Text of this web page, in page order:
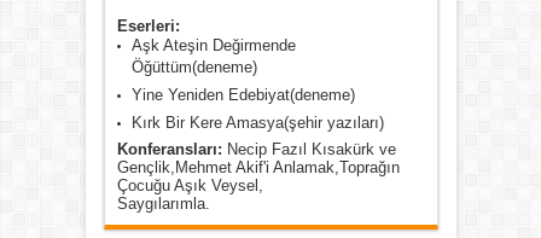
Eserleri:
Aşk Ateşin Değirmende
Öğüttüm(deneme)
Yine Yeniden Edebiyat(deneme)
Kırk Bir Kere Amasya(şehir yazıları)
Konferansları: Necip Fazıl Kısakürk ve
Gençlik,Mehmet Akif'i Anlamak,Toprağın
Çocuğu Aşık Veysel,
Saygılarımla.